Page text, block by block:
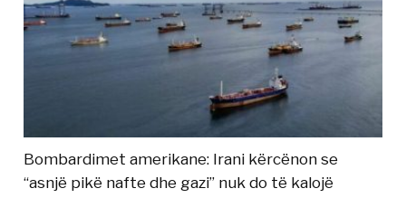
Bombardimet amerikane: Irani kërcënon se
“asnjë pikë nafte dhe gazi” nuk do të kalojë